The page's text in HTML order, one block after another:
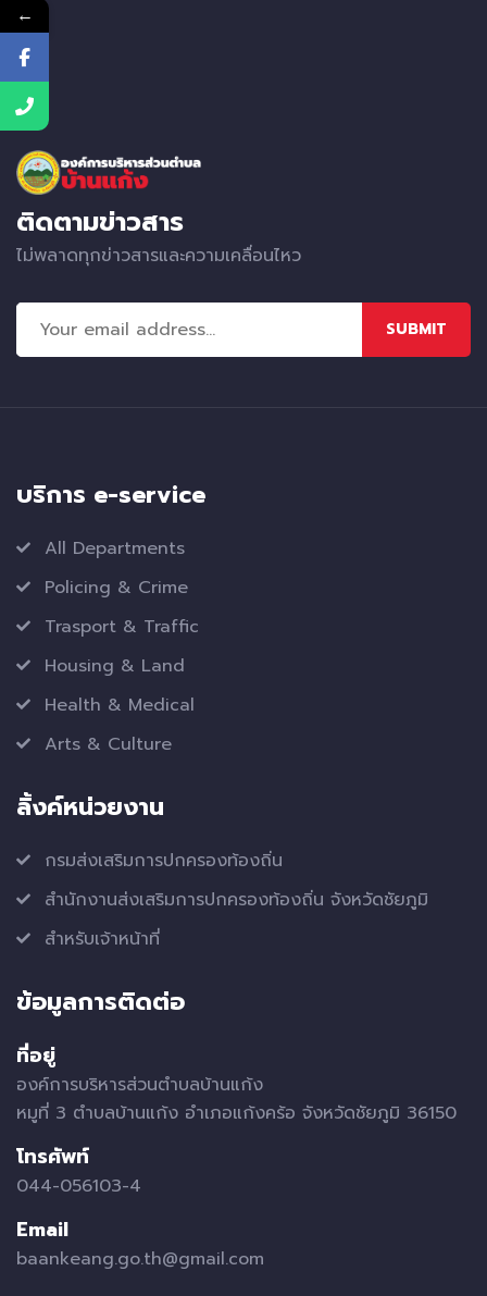
ติดตามข่าวสาร
ไม่พลาดทุกข่าวสารและความเคลื่อนไหว
SUBMIT
บริการ e-service
All Departments
Policing & Crime
Trasport & Traffic
Housing & Land
Health & Medical
Arts & Culture
ลิ้งค์หน่วยงาน
กรมส่งเสริมการปกครองท้องถิ่น
สำนักงานส่งเสริมการปกครองท้องถิ่น จังหวัดชัยภูมิ
สำหรับเจ้าหน้าที่
ข้อมูลการติดต่อ
ที่อยู่
องค์การบริหารส่วนตำบลบ้านแก้ง
หมูที่ 3 ตำบลบ้านแก้ง อำเภอแก้งคร้อ จังหวัดชัยภูมิ 36150
โทรศัพท์
044-056103-4
Email
baankeang.go.th@gmail.com
←